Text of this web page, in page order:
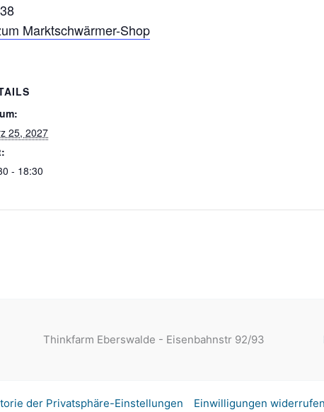
Marktschwärmer-Shop
25, 2027
- 18:30
Thinkfarm Eberswalde - Eisenbahnstr 92/93
der Privatsphäre-Einstellungen Einwilligungen widerrufen